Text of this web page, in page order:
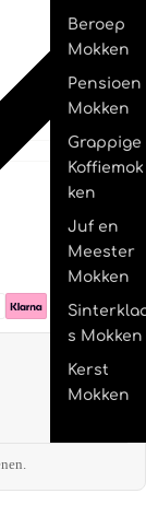
Beroep
Mokken
Pensioen
Mokken
Grappige
Koffiemok
ken
Juf en
Meester
Mokken
s Mokken
Kerst
Mokken
€2,95